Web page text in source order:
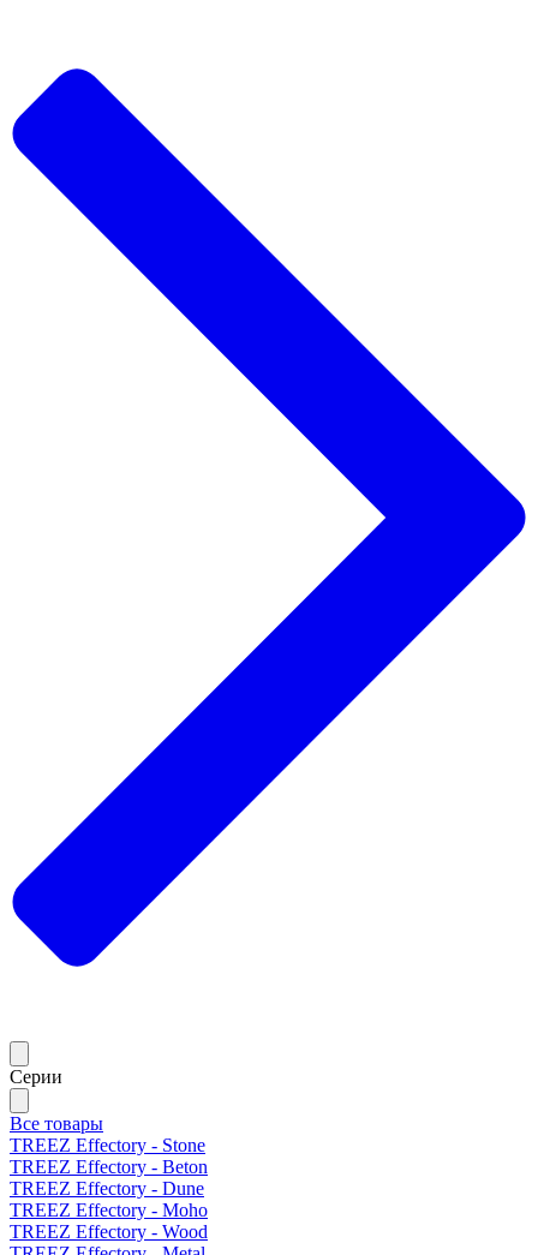
Серии
Все товары
TREEZ Effectory - Stone
TREEZ Effectory - Beton
TREEZ Effectory - Dune
TREEZ Effectory - Moho
TREEZ Effectory - Wood